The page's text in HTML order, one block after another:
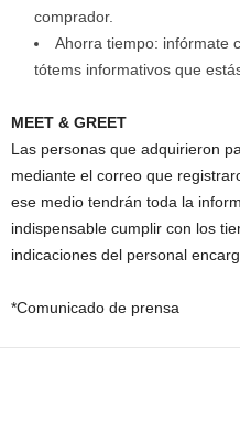
comprador.
Ahorra tiempo: infórmate
tótems informativos que
MEET & GREET
Las personas que adquirieron
mediante el correo que
ese medio tendrán toda la
indispensable cumplir con los
indicaciones del personal
*Comunicado de prensa